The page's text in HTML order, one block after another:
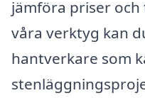
jämföra priser och
våra verktyg kan
hantverkare som